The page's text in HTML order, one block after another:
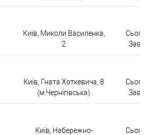
Київ, Миколи Василенка,
2
Київ, Гната Хоткевича, 8
(м.Чернігівська)
Київ, Набережно-